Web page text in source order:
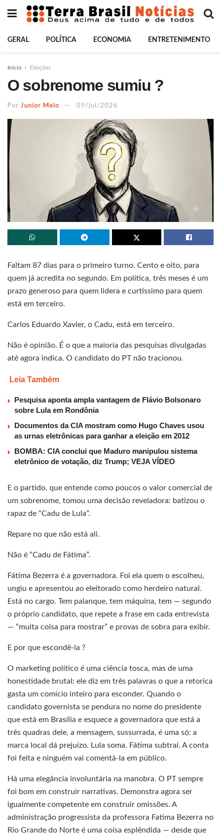
GERAL POLÍTICA ECONOMIA ENTRETENIMENTO
Início Eleições
O sobrenome sumiu ?
Por Junior Melo 09/jul/2026
Faltam 87 dias para o primeiro turno. Cento e oito, para
quem já acredita no segundo. Em política, três meses é um
prazo generoso para quem lidera e curtíssimo para quem
está em terceiro.
Carlos Eduardo Xavier, o Cadu, está em terceiro.
Não é opinião. É o que a maioria das pesquisas divulgadas
até agora indica. O candidato do PT não tracionou.
Leia Também
Pesquisa aponta ampla vantagem de Flávio Bolsonaro
sobre Lula em Rondônia
Documentos da CIA mostram como Hugo Chaves usou
as urnas eletrônicas para ganhar a eleição em 2012
BOMBA: CIA conclui que Maduro manipulou sistema
eletrônico de votação, diz Trump; VEJA VÍDEO
E o partido, que entende como poucos o valor comercial de
um sobrenome, tomou uma decisão reveladora: batizou o
rapaz de “Cadu de Lula”.
Repare no que não está ali.
Não é “Cadu de Fátima”.
Fátima Bezerra é a governadora. Foi ela quem o escolheu,
ungiu e apresentou ao eleitorado como herdeiro natural.
Está no cargo. Tem palanque, tem máquina, tem — segundo
o próprio candidato, que repete a frase em cada entrevista
— “muita coisa para mostrar” e provas de sobra para exibir.
E por que escondê-la ?
O marketing político é uma ciência tosca, mas de uma
honestidade brutal: ele diz em três palavras o que a retorica
gasta um comício inteiro para esconder. Quando o
candidato governista se pendura no nome do presidente
que está em Brasília e esquece a governadora que está a
três quadras dele, a mensagem, sussurrada, é uma só: a
marca local dá prejuízo. Lula soma. Fátima subtrai. A conta
foi feita e ninguém vai comentá-la em público.
Há uma elegância involuntária na manobra. O PT sempre
foi bom em construir narrativas. Demonstra agora ser
igualmente competente em construir omissões. A
administração progressista da professora Fatima Bezerra no
Rio Grande do Norte é uma coisa esplêndida — desde que